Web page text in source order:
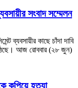
সংবাদ সম্মেলন
ব্যবসায়ীর কাছে চাঁদা দাবি
আজ রোববার (২৮ জুন)
কুপিয়ে হত্যা